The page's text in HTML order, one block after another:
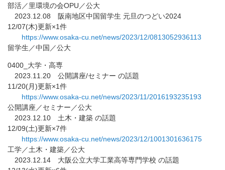
部活／里環境の会OPU／公大
2023.12.08 阪南地区中国留学生 元旦のつどい2024
12/07(木)更新×1件
https://www.osaka-cu.net/news/2023/12/0813052936113
留学生／中国／公大
0400_大学・高専
2023.11.20 公開講座/セミナー の話題
11/20(月)更新×1件
https://www.osaka-cu.net/news/2023/11/2016193235193
公開講座／セミナー／公大
2023.12.10 土木・建築 の話題
12/09(土)更新×7件
https://www.osaka-cu.net/news/2023/12/1001301636175
工学／土木・建築／公大
2023.12.14 大阪公立大学工業高等専門学校 の話題